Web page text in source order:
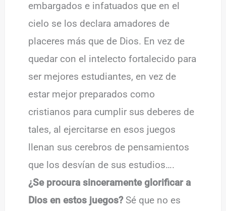
embargados e infatuados que en el
cielo se los declara amadores de
placeres más que de Dios. En vez de
quedar con el intelecto fortalecido para
ser mejores estudiantes, en vez de
estar mejor preparados como
cristianos para cumplir sus deberes de
tales, al ejercitarse en esos juegos
llenan sus cerebros de pensamientos
que los desvían de sus estudios….
¿Se procura sinceramente glorificar a
Dios en estos juegos?Sé que no es